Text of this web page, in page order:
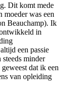
Dit komt mede
was een
Beauchamp). Ik
in
een passie
minder
dat ik een
van opleiding